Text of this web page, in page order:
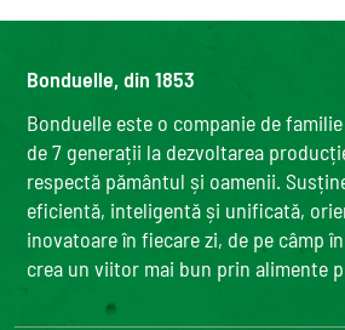
Bonduelle, din 1853
Bonduelle este o companie de
de 7 generații la dezvoltarea
respectă pământul și oamenii.
eficientă, inteligentă și unificată,
inovatoare în fiecare zi, de pe câmp
crea un viitor mai bun prin alimente